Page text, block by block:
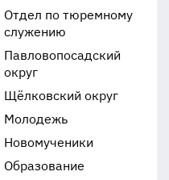
Отдел по тюремному
служению
Павловопосадский
округ
Щёлковский округ
Молодежь
Новомученики
Образование